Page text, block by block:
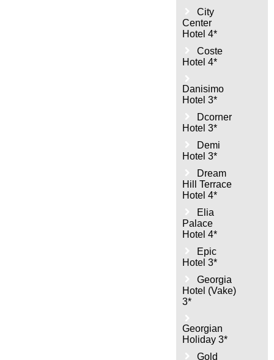
City
Center
Hotel 4*
Coste
Hotel 4*
Danisimo
Hotel 3*
Dcorner
Hotel 3*
Demi
Hotel 3*
Dream
Hill Terrace
Hotel 4*
Elia
Palace
Hotel 4*
Epic
Hotel 3*
Georgia
Hotel (Vake)
3*
Georgian
Holiday 3*
Gold